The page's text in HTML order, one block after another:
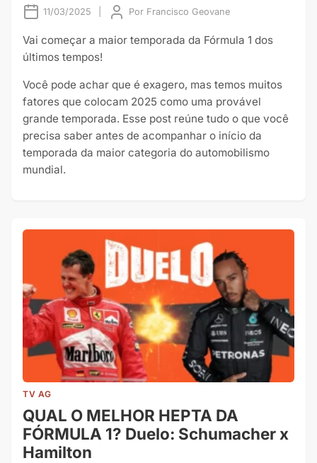
11/03/2025 Por Francisco Geovane
Vai começar a maior temporada da Fórmula 1 dos
últimos tempos!
Você pode achar que é exagero, mas temos muitos
fatores que colocam 2025 como uma provável
grande temporada. Esse post reúne tudo o que você
precisa saber antes de acompanhar o início da
temporada da maior categoria do automobilismo
mundial.
TV AG
QUAL O MELHOR HEPTA DA
FÓRMULA 1? Duelo: Schumacher x
Hamilton